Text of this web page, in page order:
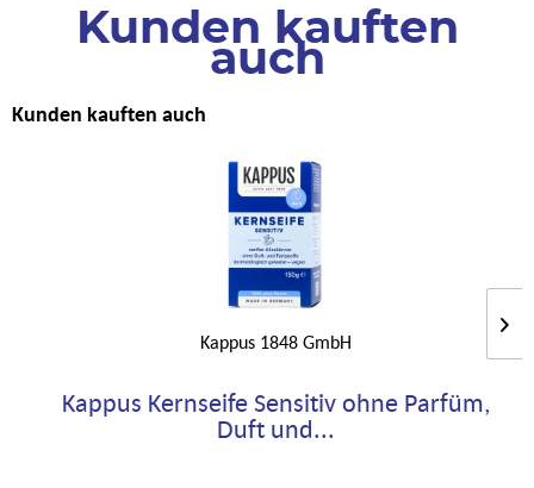
Kunden kauften
auch
Kunden kauften auch
Kappus 1848 GmbH
Kappus Kernseife Sensitiv ohne Parfüm,
Duft und...